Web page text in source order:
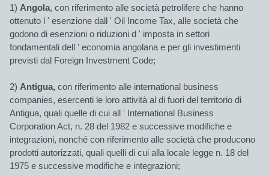
1) Angola, con riferimento alle società petrolifere che hanno
ottenuto l ' esenzione dall ' Oil Income Tax, alle società che
godono di esenzioni o riduzioni d ' imposta in settori
fondamentali dell ' economia angolana e per gli investimenti
previsti dal Foreign Investment Code;
2) Antigua, con riferimento alle international business
companies, esercenti le loro attività al di fuori del territorio di
Antigua, quali quelle di cui all ' International Business
Corporation Act, n. 28 del 1982 e successive modifiche e
integrazioni, nonché con riferimento alle società che producono
prodotti autorizzati, quali quelli di cui alla locale legge n. 18 del
1975 e successive modifiche e integrazioni;